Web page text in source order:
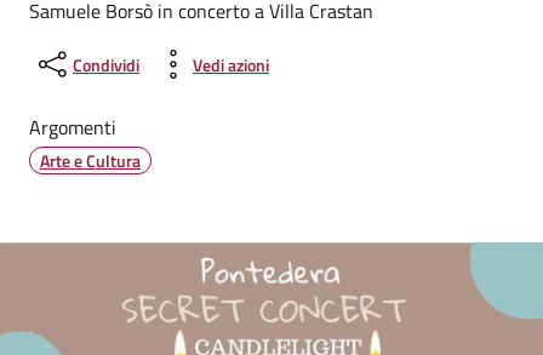
Samuele Borsò in concerto a Villa Crastan
Condividi Vedi azioni
Argomenti
Arte e Cultura